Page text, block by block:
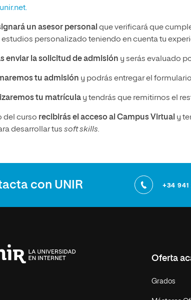
un asesor personal que verificará que
estudios personalizado teniendo en cuenta tu
enviar la solicitud de admisión y serás evaluado
tu admisión y podrás entregar el
tu matrícula y tendrás que remitirnos el
del curso recibirás el acceso al Campus Virtual y
desarrollar tus soft skills.
con UNIR +34 941
Oferta
Grados